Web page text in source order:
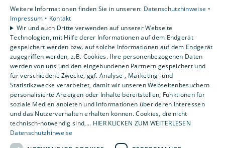
Karriere
Unternehmen
Kontakt
Um externe HTML-Inhalte anzuzeigen, benötigen wir
Ihre Einwilligung.
Weitere Informationen finden Sie in unserer
Datenschutzerklärung.
Cookie-Einstellungen öffnen
Weitere Informationen finden Sie in unseren: Datenschutzhinweise •
Impressum • Kontakt
Wir und auch Dritte verwenden auf unserer Webseite
Technologien, mit Hilfe derer Informationen auf dem Endgerät
gespeichert werden bzw. auf solche Informationen auf dem Endgerät
zugegriffen werden, z.B. Cookies. Ihre personenbezogenen Daten
werden von uns und den eingebundenen Partnern gespeichert und
für verschiedene Zwecke, ggf. Analyse-, Marketing- und
Statistikzwecke verarbeitet, damit wir unseren Webseitenbesuchern
personalisierte Anzeigen oder Inhalte bereitstellen, Funktionen für
soziale Medien anbieten und Informationen über deren Interessen
und das Nutzerverhalten erhalten können. Cookies, die nicht
technisch-notwendig sind,... HIER KLICKEN ZUM WEITERLESEN
Datenschutzhinweise